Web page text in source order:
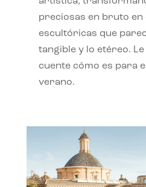
preciosas en bruto en
escultóricas que
tangible y lo etéreo.
cuente cómo es para
verano.